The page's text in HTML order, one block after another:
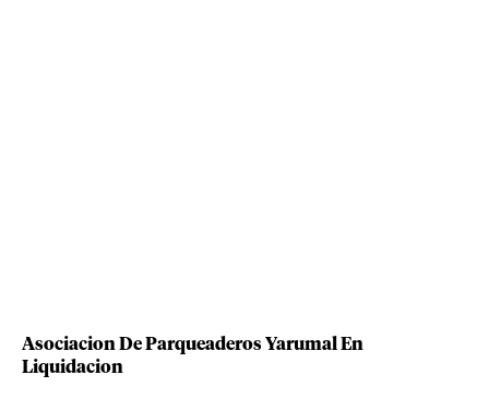
Asociacion De Parqueaderos Yarumal En
Liquidacion